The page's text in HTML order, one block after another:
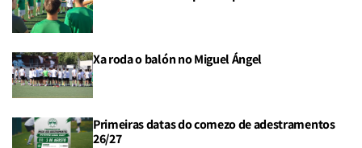
Xa roda o balón no Miguel Ángel
Primeiras datas do comezo de adestramentos
26/27